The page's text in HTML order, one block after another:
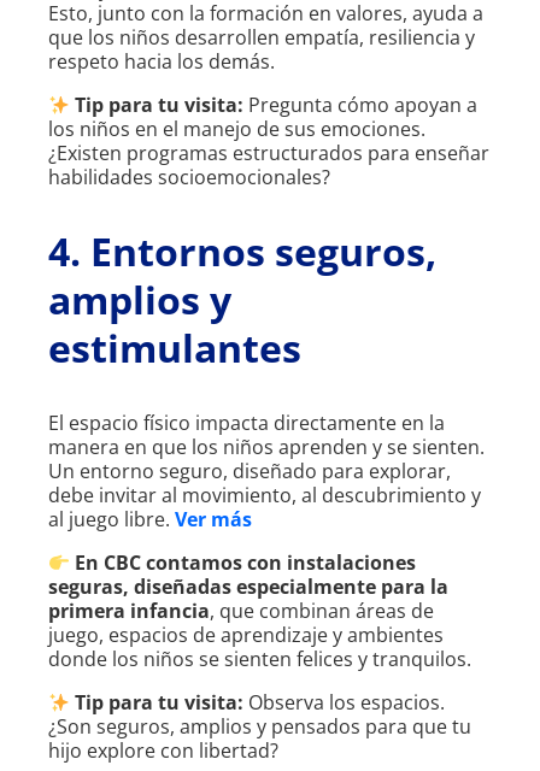
Esto, junto con la formación en valores, ayuda a
que los niños desarrollen empatía, resiliencia y
respeto hacia los demás.
Tip para tu visita: Pregunta cómo apoyan a
los niños en el manejo de sus emociones.
¿Existen programas estructurados para enseñar
habilidades socioemocionales?
4. Entornos seguros,
amplios y
estimulantes
El espacio físico impacta directamente en la
manera en que los niños aprenden y se sienten.
Un entorno seguro, diseñado para explorar,
debe invitar al movimiento, al descubrimiento y
al juego libre. Ver más
En CBC contamos con instalaciones
seguras, diseñadas especialmente para la
primera infancia, que combinan áreas de
juego, espacios de aprendizaje y ambientes
donde los niños se sienten felices y tranquilos.
Tip para tu visita: Observa los espacios.
¿Son seguros, amplios y pensados para que tu
hijo explore con libertad?